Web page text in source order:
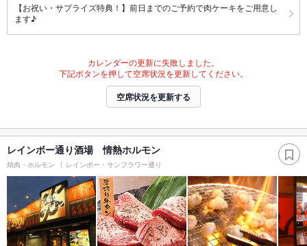
【お祝い・サプライズ特典！】前日までのご予約で肉ケーキをご用意し
ます♪
カレンダーの更新に失敗しました。
下記ボタンを押して空席状況を更新してください。
空席状況を更新する
レインボー通り酒場 情熱ホルモン
焼肉・ホルモン レインボー・サンフラワー通り